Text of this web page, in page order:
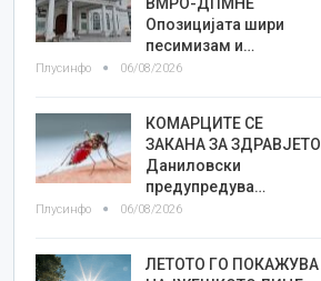
Опозицијата шири
песимизам и…
Плусинфо 06/08/2026
КОМАРЦИТЕ СЕ
ЗАКАНА ЗА ЗДРАВЈЕТО
Даниловски
предупредува…
Плусинфо 06/08/2026
ЛЕТОТО ГО ПОКАЖУВА